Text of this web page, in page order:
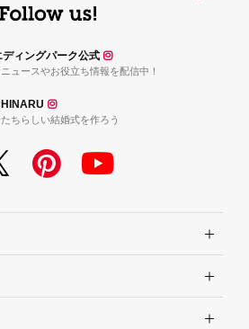
ディングパーク公式
ュースやお役立ち情報を配信中！
ちらしい結婚式を作ろう
ハナレポ』